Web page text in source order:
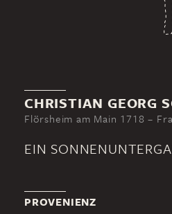
CHRISTIAN GEORG
Flörsheim am Main 1718 –
EIN
PROVENIENZ